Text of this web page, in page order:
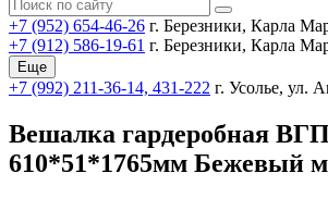
+7 (952) 654-46-26 г. Березники, Карла
+7 (912) 586-19-61 г. Березники, Карла
Еще
+7 (992) 211-36-14, 431-222 г. Усолье, ул.
Вешалка гардеробная
610*51*1765мм Бежевый